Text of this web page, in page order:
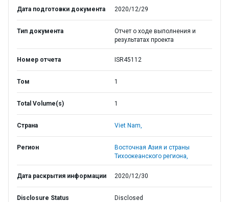
Дата подготовки документа 2020/12/29
Тип документа
Отчет о ходе выполнения и
результатах проекта
Номер отчета ISR45112
Том 1
Total Volume(s) 1
Страна Viet Nam,
Регион
Восточная Азия и страны
Тихоокеанского региона,
Дата раскрытия информации 2020/12/30
Disclosure Status Disclosed